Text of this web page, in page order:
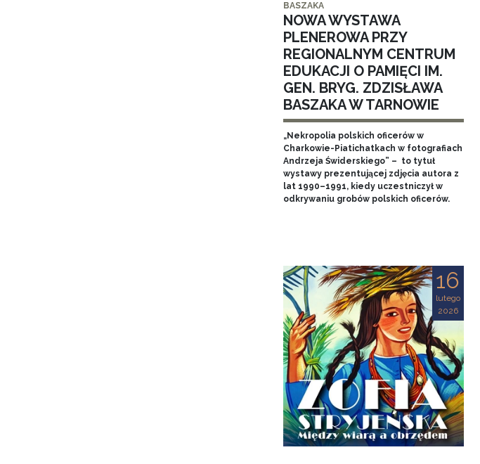
BASZAKA
NOWA WYSTAWA
PLENEROWA PRZY
REGIONALNYM CENTRUM
EDUKACJI O PAMIĘCI IM.
GEN. BRYG. ZDZISŁAWA
BASZAKA W TARNOWIE
„Nekropolia polskich oficerów w
Charkowie-Piatichatkach w fotografiach
Andrzeja Świderskiego” – to tytuł
wystawy prezentującej zdjęcia autora z
lat 1990–1991, kiedy uczestniczył w
odkrywaniu grobów polskich oficerów.
16
lutego
2026